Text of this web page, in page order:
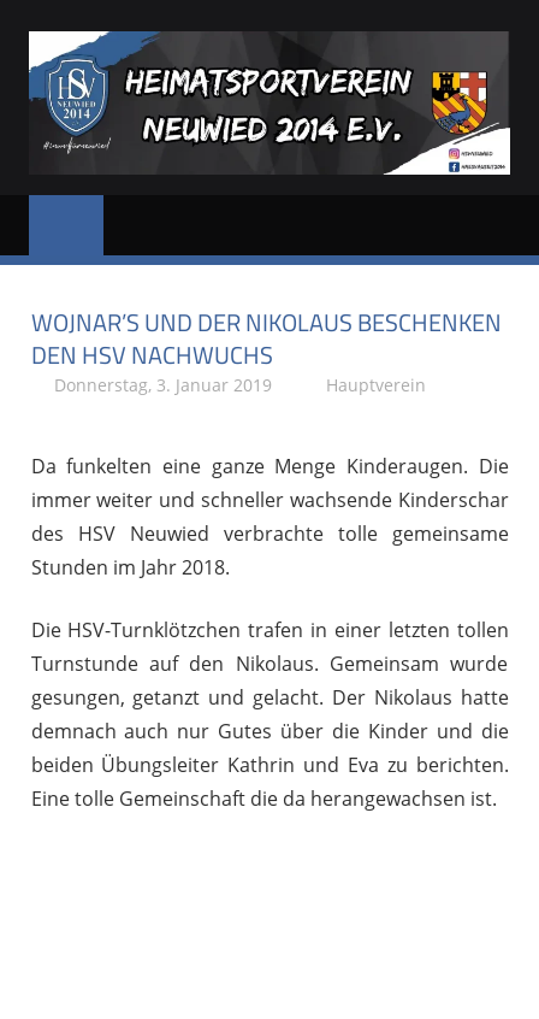
springen
NEUWIED
Dein
für
Neuwied
WOJNAR’S UND DER NIKOLAUS BESCHENKEN
DEN HSV NACHWUCHS
Donnerstag, 3. Januar 2019 Stephan P.
Hauptverein
Da funkelten eine ganze Menge Kinderaugen. Die
immer weiter und schneller wachsende Kinderschar
des HSV Neuwied verbrachte tolle gemeinsame
Stunden im Jahr 2018.
Die HSV-Turnklötzchen trafen in einer letzten tollen
Turnstunde auf den Nikolaus. Gemeinsam wurde
gesungen, getanzt und gelacht. Der Nikolaus hatte
demnach auch nur Gutes über die Kinder und die
beiden Übungsleiter Kathrin und Eva zu berichten.
Eine tolle Gemeinschaft die da herangewachsen ist.